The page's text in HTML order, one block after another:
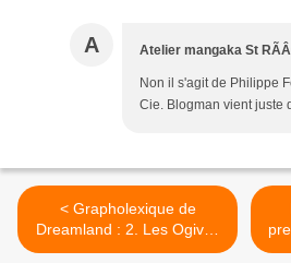
A Atelier mangaka St
Non il s'agit de Philippe
Cie. Blogman vient juste
< Grapholexique de
Dreamland : 2. Les Ogives
du bonheur